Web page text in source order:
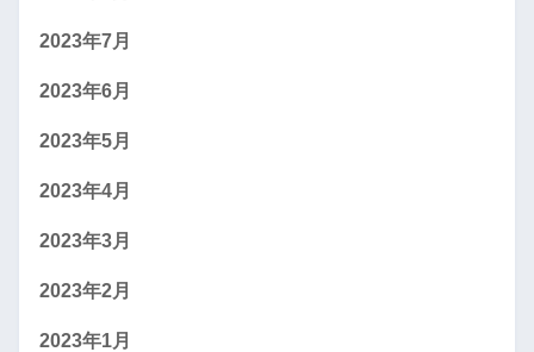
2023年7月
2023年6月
2023年5月
2023年4月
2023年3月
2023年2月
2023年1月